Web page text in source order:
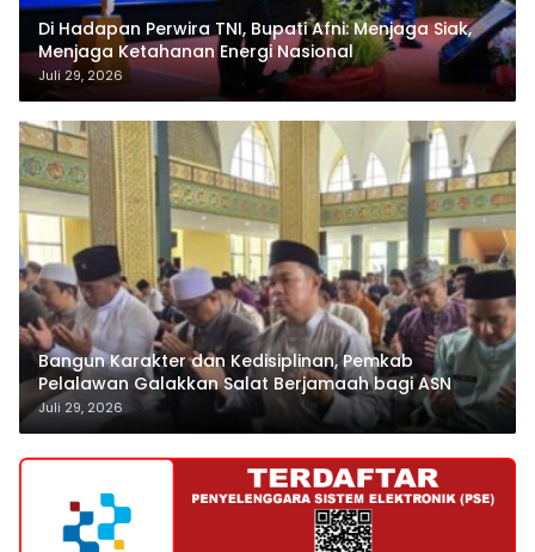
Di Hadapan Perwira TNI, Bupati Afni: Menjaga Siak,
Menjaga Ketahanan Energi Nasional
Juli 29, 2026
Bangun Karakter dan Kedisiplinan, Pemkab
Pelalawan Galakkan Salat Berjamaah bagi ASN
Juli 29, 2026